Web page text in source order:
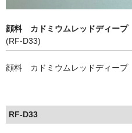
顔料単品【黄系】
顔料単品【緑系】
全商品
顔料 カドミウムレッドディープ
(RF-D33)
顔料 カドミウムレッドディー
RF-D33